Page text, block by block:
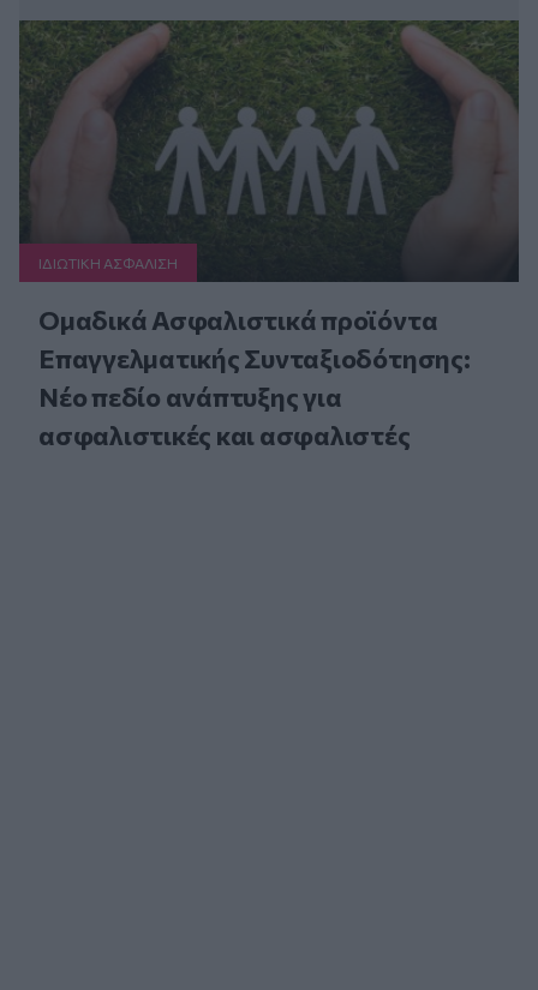
ΙΔΙΩΤΙΚΗ ΑΣΦAΛΙΣΗ
Ομαδικά Ασφαλιστικά προϊόντα
Επαγγελματικής Συνταξιοδότησης:
Νέο πεδίο ανάπτυξης για
ασφαλιστικές και ασφαλιστές